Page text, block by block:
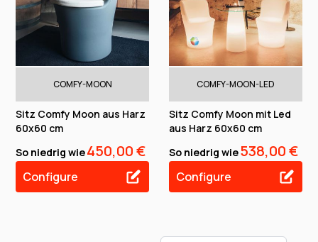
COMFY-MOON
Sitz Comfy Moon aus Harz
60x60 cm
So niedrig wie450,00 €
Configure
COMFY-MOON-LED
Sitz Comfy Moon mit Led
aus Harz 60x60 cm
So niedrig wie538,00 €
Configure